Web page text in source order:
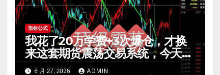
指标公式
我花了20万学费+3次爆仓，才换
来这套期货震荡交易系统，今天免
费公开核心逻辑
6 月 27, 2026 ADMIN